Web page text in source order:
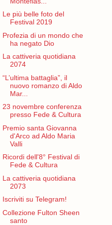
Le più belle foto del
Festival 2019
Profezia di un mondo che
ha negato Dio
La cattiveria quotidiana
2074
“L’ultima battaglia”, il
nuovo romanzo di Aldo
Mar...
23 novembre conferenza
presso Fede & Cultura
Premio santa Giovanna
d'Arco ad Aldo Maria
Valli
Ricordi dell'8° Festival di
Fede & Cultura
La cattiveria quotidiana
2073
Iscriviti su Telegram!
Collezione Fulton Sheen
santo